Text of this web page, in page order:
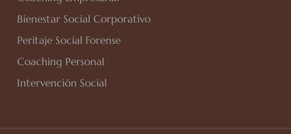
Bienestar Social Corporativo
Peritaje Social Forense
Coaching Personal
Intervención Social